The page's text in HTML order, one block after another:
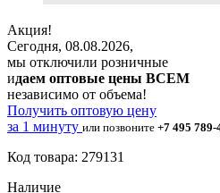
Акция!
Сегодня, 08.08.2026,
мы отключили розничные
идаем оптовые цены ВСЕМ
независимо от объема!
Получить оптовую цену
за 1 минуту или позвоните +7 495 789-
Код товара: 279131
Наличие